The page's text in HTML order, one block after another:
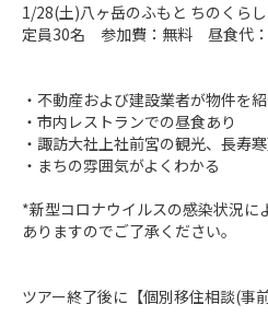
1/28(土)八ヶ岳のふもと ちのくら
定員30名　参加費：無
・不動産および建設業者が物件を
・市内レストランでの昼食あり
・諏訪大社上社前宮の観光、長寿
・まちの雰囲気がよくわかる
*新型コロナウイルスの感染状況に
ありますのでご了承ください。
ツアー終了後に【個別移住相談(事